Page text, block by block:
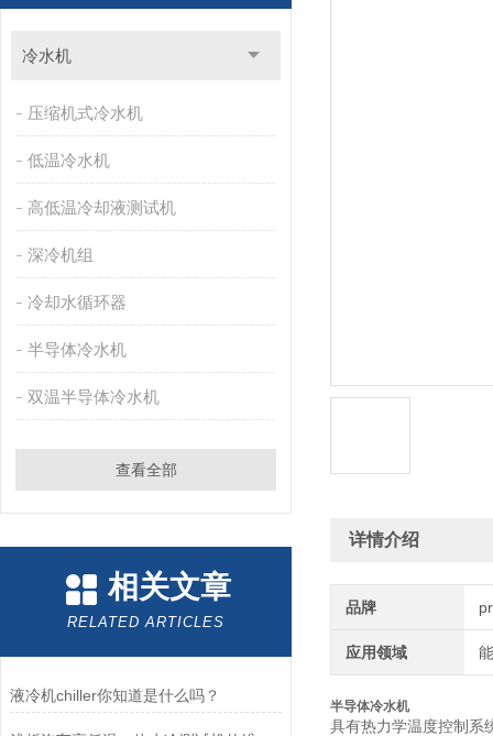
冷水机
压缩机式冷水机
低温冷水机
高低温冷却液测试机
深冷机组
冷却水循环器
半导体冷水机
双温半导体冷水机
查看全部
相关文章
RELATED ARTICLES
液冷机chiller你知道是什么吗？
详情介绍
品牌
应用领域
半导体冷水机
具有热力学温度控制系